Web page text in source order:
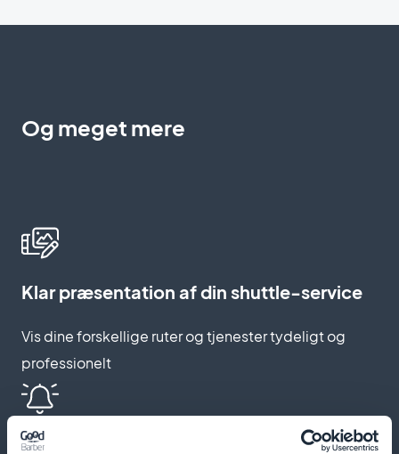
Og meget mere
Klar præsentation af din shuttle-service
Vis dine forskellige ruter og tjenester tydeligt og
professionelt
Automatiske påmindelser og push-